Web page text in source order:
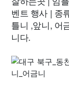
벤트 행사 | 종
틀니 ,앞니, 어
니다.